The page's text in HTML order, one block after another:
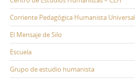
Corriente Pedagógica Humanista
El Mensaje de Silo
Escuela
Grupo de estudio humanista